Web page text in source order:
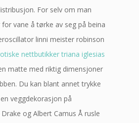
For selv om man
vane å tørke av seg på beina
linni meister robinson
nettbutikker triana iglesias
matte med riktig dimensjoner
Du kan blant annet trykke
veggdekorasjon på
og Albert Camus Å rusle